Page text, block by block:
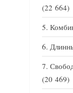
(22 664)
(20 469)